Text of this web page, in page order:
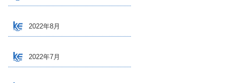
2022年8月
2022年7月